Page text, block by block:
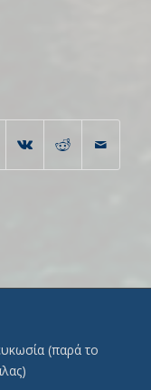
(παρά το